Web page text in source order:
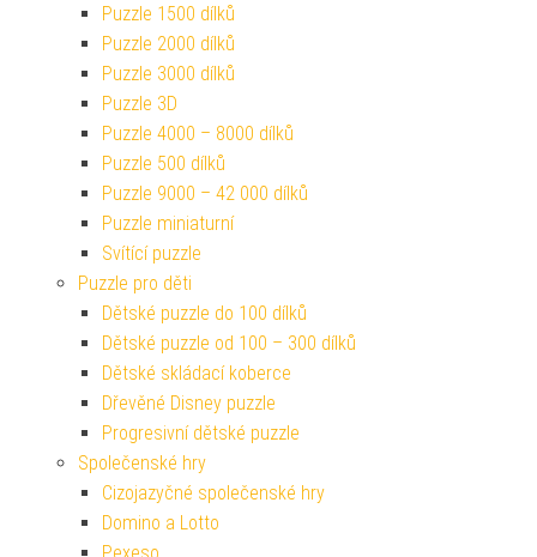
Puzzle 1500 dílků
Puzzle 2000 dílků
Puzzle 3000 dílků
Puzzle 3D
Puzzle 4000 – 8000 dílků
Puzzle 500 dílků
Puzzle 9000 – 42 000 dílků
Puzzle miniaturní
Svítící puzzle
Puzzle pro děti
Dětské puzzle do 100 dílků
Dětské puzzle od 100 – 300 dílků
Dětské skládací koberce
Dřevěné Disney puzzle
Progresivní dětské puzzle
Společenské hry
Cizojazyčné společenské hry
Domino a Lotto